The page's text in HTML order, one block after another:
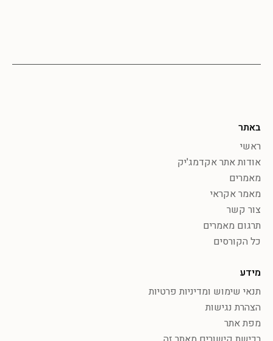
באתר
ראשי
אודות אתר אקדמג'יק
מאמרים
מאמר אקראי
צור קשר
תרגום מאמרים
כל הקורסים
מידע
תנאי שימוש ומדיניות פרטיות
הצהרת נגישות
מפת אתר